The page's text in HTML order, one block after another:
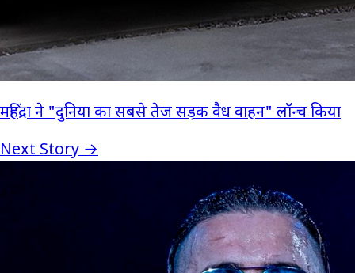
महिंद्रा ने "दुनिया का सबसे तेज सड़क वैध वाहन" लॉन्च किया
Next Story →